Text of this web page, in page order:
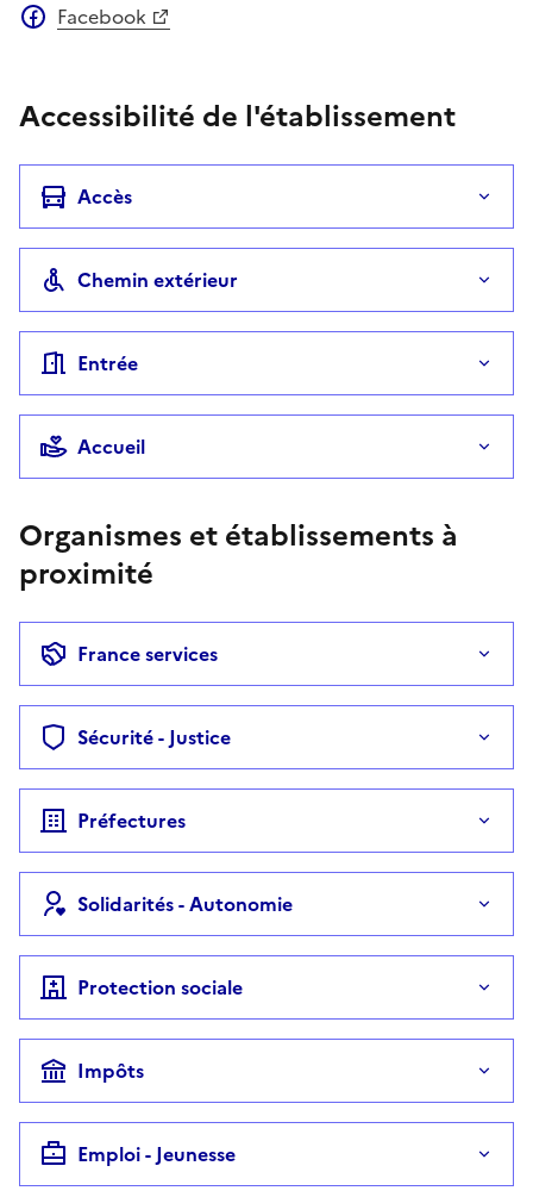
Facebook
Accessibilité de l'établissement
Accès
Chemin extérieur
Entrée
Accueil
Organismes et établissements à
proximité
France services
Sécurité - Justice
Préfectures
Solidarités - Autonomie
Protection sociale
Impôts
Emploi - Jeunesse